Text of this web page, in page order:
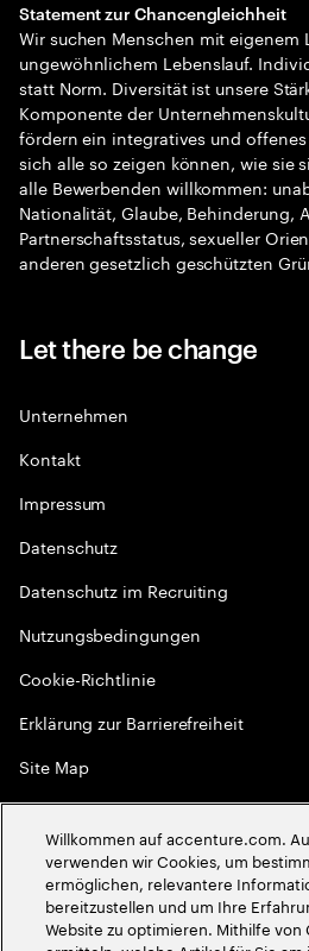
Statement zur Chancengleichheit
Wir suchen Menschen mit eigenem
ungewöhnlichem Lebenslauf.
statt Norm. Diversität ist unsere
Komponente der
fördern ein integratives und
sich alle so zeigen können, wie sie
alle Bewerbenden willkommen:
Nationalität, Glaube, Behinderung,
Partnerschaftsstatus, sexueller
anderen gesetzlich geschützten
Let there be change
Unternehmen
Kontakt
Impressum
Datenschutz
Datenschutz im Recruiting
Nutzungsbedingungen
Cookie-Richtlinie
Erklärung zur Barrierefreiheit
Site Map
Globale Meritokratie
2026Accenture. Alle Rechte vorbehalten
Willkommen auf accenture.com.
verwenden wir Cookies, um
ermöglichen, relevantere
bereitzustellen und um Ihre
Website zu optimieren. Mithilfe von